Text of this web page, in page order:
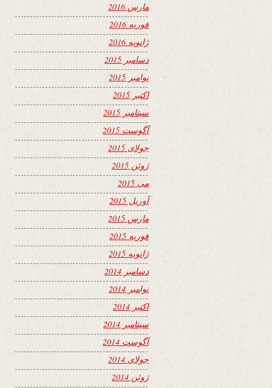
مارس 2016
فوریه 2016
ژانویه 2016
دسامبر 2015
نوامبر 2015
اکتبر 2015
سپتامبر 2015
آگوست 2015
جولای 2015
ژوئن 2015
می 2015
آوریل 2015
مارس 2015
فوریه 2015
ژانویه 2015
دسامبر 2014
نوامبر 2014
اکتبر 2014
سپتامبر 2014
آگوست 2014
جولای 2014
ژوئن 2014